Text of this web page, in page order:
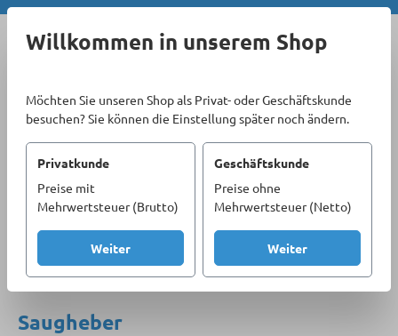
Zum Hauptinhalt springen
Willkommen in unserem Shop
Möchten Sie unseren Shop als Privat- oder Geschäftskunde
besuchen? Sie können die Einstellung später noch ändern.
Privatkunde
Preise mit
Mehrwertsteuer (Brutto)
Weiter
Geschäftskunde
Preise ohne
Mehrwertsteuer (Netto)
Weiter
Sortiment
Transport
Hebegeräte und Zubehör
Saugheber
Saugheber